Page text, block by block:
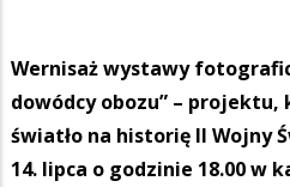
Wernisaż wystawy
dowódcy obozu” – projektu,
światło na historię II Wojny
14. lipca o godzinie 18.00 w